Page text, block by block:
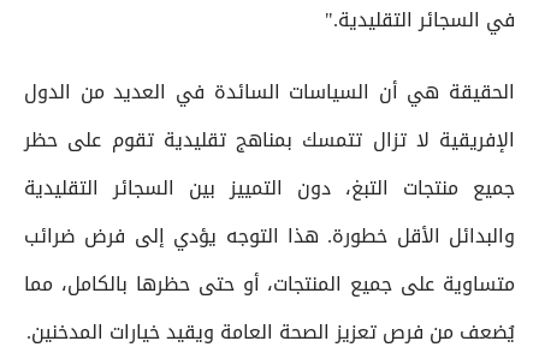
في السجائر التقليدية."
الحقيقة هي أن السياسات السائدة في العديد من الدول
الإفريقية لا تزال تتمسك بمناهج تقليدية تقوم على حظر
جميع منتجات التبغ، دون التمييز بين السجائر التقليدية
والبدائل الأقل خطورة. هذا التوجه يؤدي إلى فرض ضرائب
متساوية على جميع المنتجات، أو حتى حظرها بالكامل، مما
يُضعف من فرص تعزيز الصحة العامة ويقيد خيارات المدخنين.